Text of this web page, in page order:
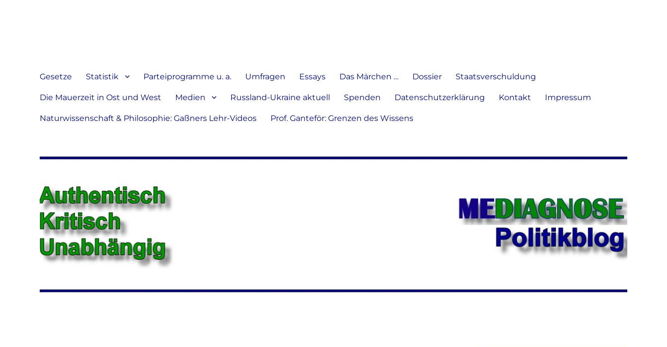
verbreiten
Gesetze Statistik Parteiprogramme u. a. Umfragen Essays Das Märchen … Dossier Staatsverschuldung
Die Mauerzeit in Ost und West Medien Russland-Ukraine aktuell Spenden Datenschutzerklärung Kontakt Impressum
Naturwissenschaft & Philosophie: Gaßners Lehr-Videos Prof. Ganteför: Grenzen des Wissens